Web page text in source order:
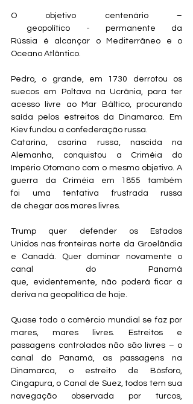
O objetivo centenário –
geopolítico - permanente da
Rússia é alcançar o Mediterrâneo e o
Oceano Atlântico.
Pedro, o grande, em 1730 derrotou os
suecos em Poltava na Ucrânia, para ter
acesso livre ao Mar Báltico, procurando
saída pelos estreitos da Dinamarca. Em
Kiev fundou a confederação russa.
Catarina, csarina russa, nascida na
Alemanha, conquistou a Criméia do
Império Otomano com o mesmo objetivo. A
guerra da Criméia em 1855 também
foi uma tentativa frustrada russa
de chegar aos mares livres.
Trump quer defender os Estados
Unidos nas fronteiras norte da Groelândia
e Canadá. Quer dominar novamente o
canal do Panamá
que, evidentemente, não poderá ficar a
deriva na geopolítica de hoje.
Quase todo o comércio mundial se faz por
mares, mares livres. Estreitos e
passagens controlados não são livres – o
canal do Panamá, as passagens na
Dinamarca, o estreito de Bósforo,
Cingapura, o Canal de Suez, todos tem sua
navegação observada por turcos,